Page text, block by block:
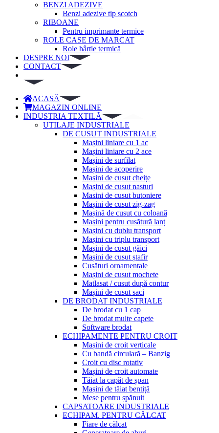
BENZI ADEZIVE
Benzi adezive tip scotch
RIBOANE
Pentru imprimante termice
ROLE CASE DE MARCAT
Role hârtie termică
DESPRE NOI
CONTACT
ACASĂ
MAGAZIN ONLINE
INDUSTRIA TEXTILĂ
UTILAJE INDUSTRIALE
DE CUSUT INDUSTRIALE
Mașini liniare cu 1 ac
Mașini liniare cu 2 ace
Mașini de surfilat
Mașini de acoperire
Mașini de cusut cheițe
Mașini de cusut nasturi
Masini de cusut butoniere
Mașini de cusut zig-zag
Mașină de cusut cu coloană
Mașini pentru cusătură lanț
Mașini cu dublu transport
Mașini cu triplu transport
Mașini de cusut găici
Mașini de cusut ștafir
Cusături ornamentale
Mașini de cusut mochete
Matlasat / cusut după contur
Mașini de cusut saci
DE BRODAT INDUSTRIALE
De brodat cu 1 cap
De brodat multe capete
Software brodat
ECHIPAMENTE PENTRU CROIT
Mașini de croit verticale
Cu bandă circulară – Banzig
Croit cu disc rotativ
Mașini de croit automate
Tăiat la capăt de șpan
Mașini de tăiat bentiță
Mese pentru șpănuit
CAPSATOARE INDUSTRIALE
ECHIPAM. PENTRU CĂLCAT
Fiare de călcat